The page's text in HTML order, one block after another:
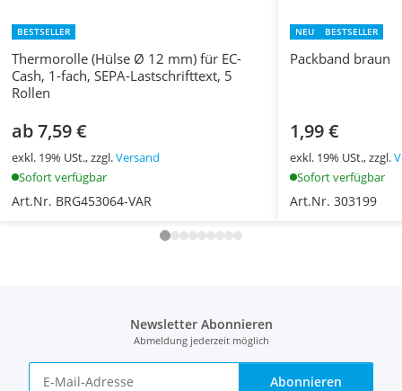
BESTSELLER
Thermorolle (Hülse Ø 12 mm) für EC-
Cash, 1-fach, SEPA-Lastschrifttext, 5
Rollen
ab 7,59 €
exkl. 19% USt., zzgl.Versand
Sofort verfügbar
Art.Nr. BRG453064-VAR
NEU BESTSELLER
Packband braun
1,99 €
exkl. 19% USt., zzgl.
Sofort verfügbar
Art.Nr. 303199
Newsletter Abonnieren
Abmeldung jederzeit möglich
Abonnieren